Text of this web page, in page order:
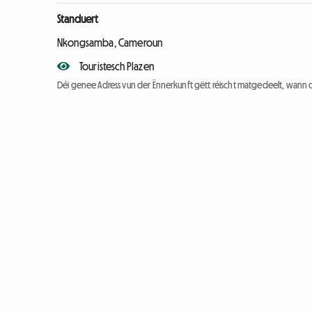
Standuert
Nkongsamba, Cameroun
Touristesch Plazen
Déi genee Adress vun der Ënnerkunft gëtt réischt matgedeelt, wann